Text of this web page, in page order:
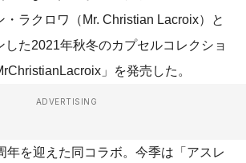
・ラクロワ（Mr. Christian Lacroix）と
した2021年秋冬のカプセルコレクショ
」を発売した。
ADVERTISING
を迎えた同コラボ。今季は「アスレ